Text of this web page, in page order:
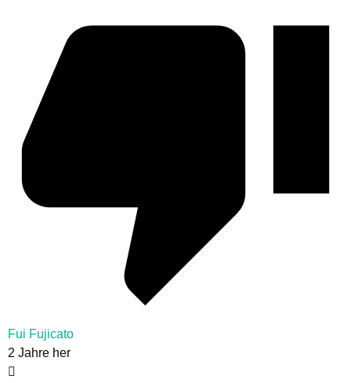
Fui Fujicato
2 Jahre her